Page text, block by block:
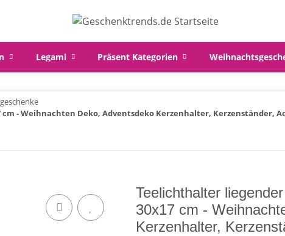
Legami Präsent Kategorien
- Weihnachten Deko, Adventsdeko Kerzenhalter, Kerzenständer,
Teelichthalter
30x17 cm -
Kerzenhalter,